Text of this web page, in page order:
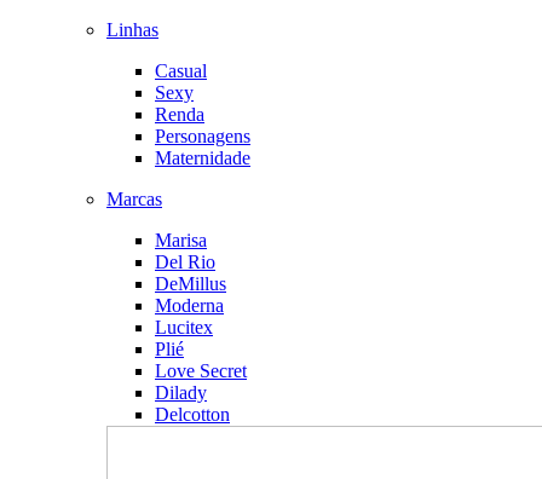
Linhas
Casual
Sexy
Renda
Personagens
Maternidade
Marcas
Marisa
Del Rio
DeMillus
Moderna
Lucitex
Plié
Love Secret
Dilady
Delcotton